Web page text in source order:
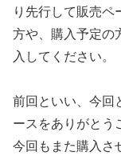
り先行して販売ペ
方や、購入予定の
入してください。
前回といい、今回
ースをありがとう
今回もまた購入さ